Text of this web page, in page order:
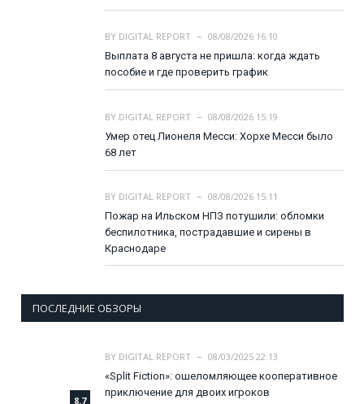
BY DIGITAL REPORT
08/08/2026 16:10
Выплата 8 августа не пришла: когда ждать
пособие и где проверить график
BY DIGITAL REPORT
08/08/2026 15:19
Умер отец Лионеля Месси: Хорхе Месси было
68 лет
BY DIGITAL REPORT
08/08/2026 15:11
Пожар на Ильском НПЗ потушили: обломки
беспилотника, пострадавшие и сирены в
Краснодаре
ПОСЛЕДНИЕ ОБЗОРЫ
8.7
BY DIGITAL REPORT
08/03/2025 22:13
«Split Fiction»: ошеломляющее кооперативное
приключение для двоих игроков